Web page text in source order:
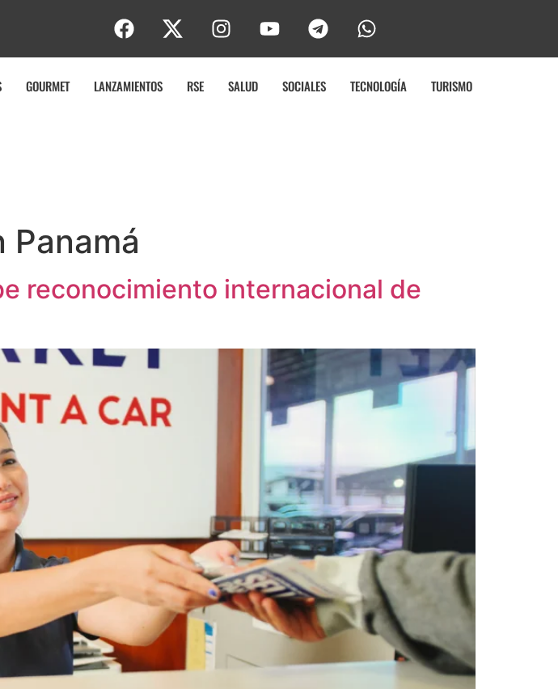
GOURMET LANZAMIENTOS RSE SALUD SOCIALES TECNOLOGÍA TURISMO
reconocimiento internacional de